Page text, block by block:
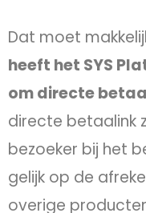
Dat moet
heeft het SYS
om directe
directe betaalink
bezoeker bij het
gelijk op de
overige